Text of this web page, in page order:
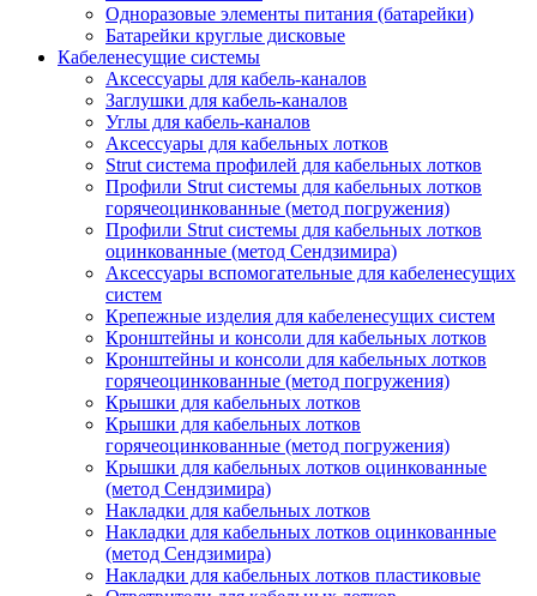
Одноразовые элементы питания (батарейки)
Батарейки круглые дисковые
Кабеленесущие системы
Аксессуары для кабель-каналов
Заглушки для кабель-каналов
Углы для кабель-каналов
Аксессуары для кабельных лотков
Strut система профилей для кабельных лотков
Профили Strut системы для кабельных лотков
горячеоцинкованные (метод погружения)
Профили Strut системы для кабельных лотков
оцинкованные (метод Сендзимира)
Аксессуары вспомогательные для кабеленесущих
систем
Крепежные изделия для кабеленесущих систем
Кронштейны и консоли для кабельных лотков
Кронштейны и консоли для кабельных лотков
горячеоцинкованные (метод погружения)
Крышки для кабельных лотков
Крышки для кабельных лотков
горячеоцинкованные (метод погружения)
Крышки для кабельных лотков оцинкованные
(метод Сендзимира)
Накладки для кабельных лотков
Накладки для кабельных лотков оцинкованные
(метод Сендзимира)
Накладки для кабельных лотков пластиковые